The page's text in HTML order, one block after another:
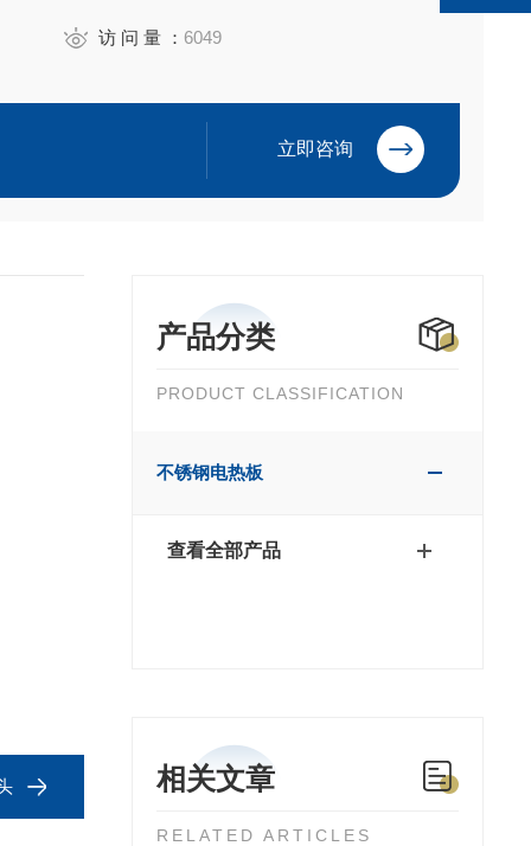
访 问 量 ： 6049
立即咨询
产品分类
PRODUCT CLASSIFICATION
不锈钢电热板
查看全部产品
相关文章
RELATED ARTICLES